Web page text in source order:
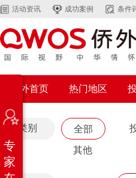
活动资讯 成功案例 条件
侨外首页 热门地区
类别 全部
其他
专
家